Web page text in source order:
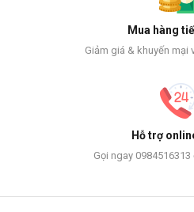
Mua hàng
Giảm giá & khuyến mại
Hỗ trợ
Gọi ngay